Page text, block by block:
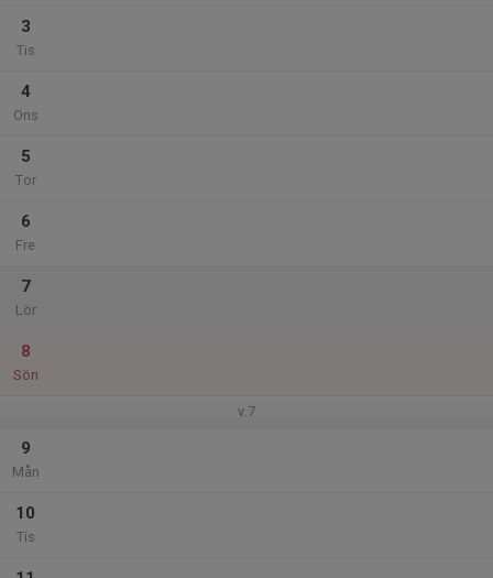
3
Tis
4
Ons
5
Tor
6
Fre
7
Lör
8
Sön
v.7
9
Mån
10
Tis